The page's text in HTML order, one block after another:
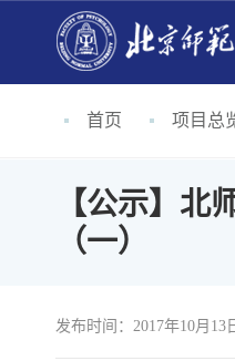
首页 项目总
【公示】北
（一）
发布时间：2017年10月13